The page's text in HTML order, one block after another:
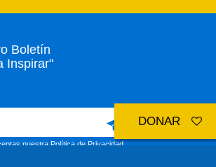
Boletín
Inspirar"
nuestraPolítica de Privacidad
DONAR